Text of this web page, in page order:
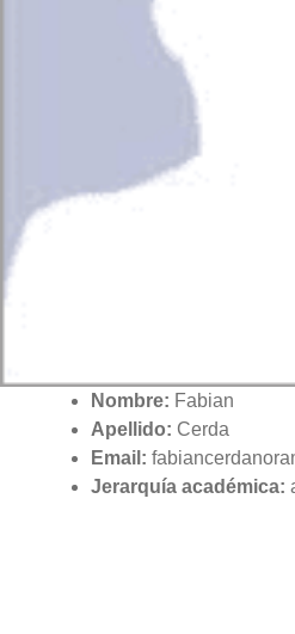
Nombre: Fabian
Apellido: Cerda
Email:
Jerarquía académica: